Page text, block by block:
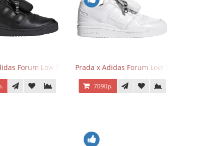
Forum Low Triple BlackPrada x Adidas Forum Low Triple White
7090р.